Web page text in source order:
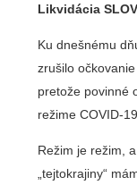
Likvidácia
Ku dnešnému
zrušilo
pretože povinné
režime COVID-
Režim je režim,
„tejtokrajiny“